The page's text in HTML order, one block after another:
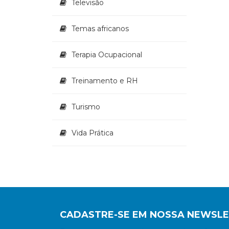
Televisão
Temas africanos
Terapia Ocupacional
Treinamento e RH
Turismo
Vida Prática
CADASTRE-SE EM NOSSA